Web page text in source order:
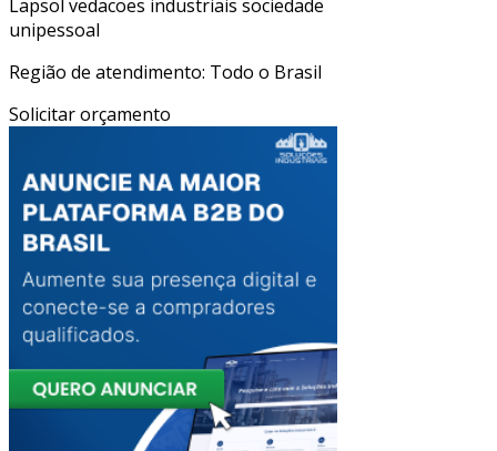
Lapsol vedacoes industriais sociedade
unipessoal
Região de atendimento: Todo o Brasil
Solicitar orçamento